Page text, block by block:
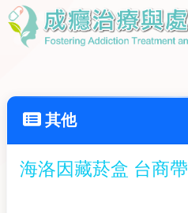
其他
海洛因藏菸盒 台商